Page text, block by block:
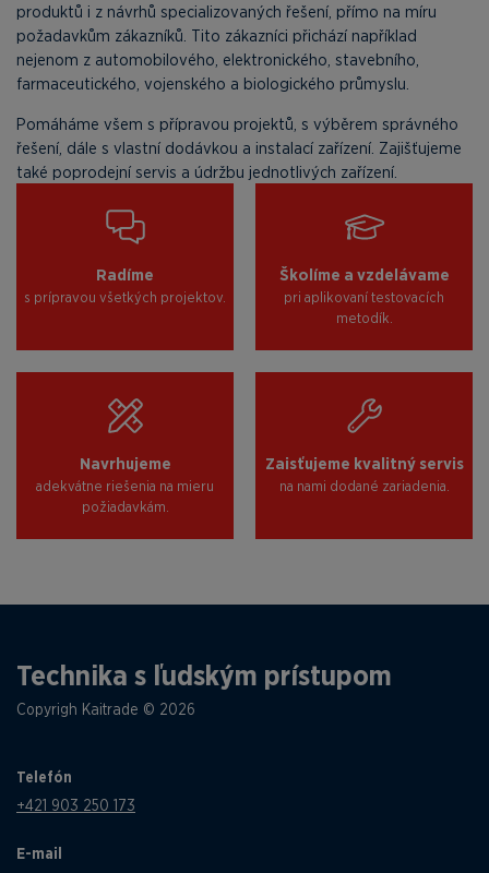
produktů i z návrhů specializovaných řešení, přímo na míru
požadavkům zákazníků. Tito zákazníci přichází například
nejenom z automobilového, elektronického, stavebního,
farmaceutického, vojenského a biologického průmyslu.
Pomáháme všem s přípravou projektů, s výběrem správného
řešení, dále s vlastní dodávkou a instalací zařízení. Zajišťujeme
také poprodejní servis a údržbu jednotlivých zařízení.
Radíme
s prípravou všetkých projektov.
Školíme a vzdelávame
pri aplikovaní testovacích
metodík.
Navrhujeme
adekvátne riešenia na mieru
požiadavkám.
Zaisťujeme kvalitný servis
na nami dodané zariadenia.
Technika s ľudským prístupom
Copyrigh Kaitrade © 2026
Telefón
+421 903 250 173
E-mail